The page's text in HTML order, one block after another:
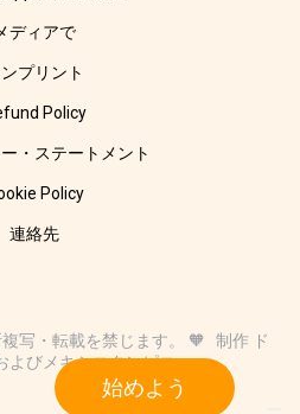
始めよう
ディアで
プリント
Policy
・ステートメント
Policy
連絡先
写・転載を禁じます。 🧡 制作 ド
よびメキシコタンピコ